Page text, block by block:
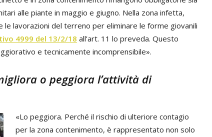
alle piante in maggio e giugno. Nella zona infetta,
lavorazioni del terreno per eliminare le forme giovanili
4999 del 13/2/18 all’art. 11 lo preveda. Questo
e tecnicamente incomprensibile».
o peggiora l’attività di
«Lo peggiora. Perché il rischio di ulteriore contagio
per la zona contenimento, è rappresentato non solo